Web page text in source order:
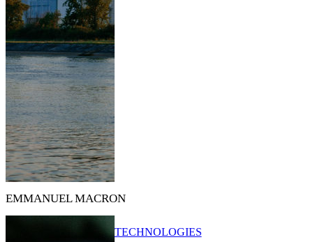
EMMANUEL MACRON
TECHNOLOGIES